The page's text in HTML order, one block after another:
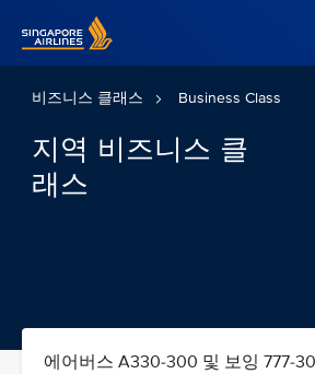
비즈니스 클래스 Business Class
지역 비즈니스 클
래스
에어버스 A330-300 및 보잉 777-